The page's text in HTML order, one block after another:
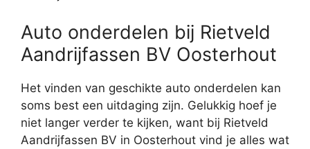
Auto onderdelen bij Rietveld
Aandrijfassen BV Oosterhout
Het vinden van geschikte auto onderdelen kan
soms best een uitdaging zijn. Gelukkig hoef je
niet langer verder te kijken, want bij Rietveld
Aandrijfassen BV in Oosterhout vind je alles wat